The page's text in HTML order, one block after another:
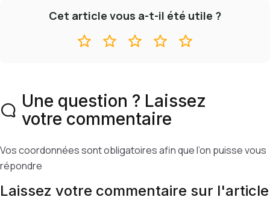
Cet article vous a-t-il été utile ?
Une question ? Laissez
votre commentaire
Vos coordonnées sont obligatoires afin que l’on puisse vous
répondre
Laissez votre commentaire sur l'article